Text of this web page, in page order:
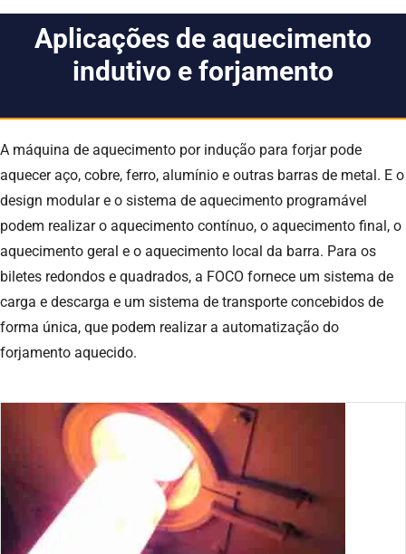
Aplicações de aquecimento
indutivo e forjamento
A máquina de aquecimento por indução para forjar pode
aquecer aço, cobre, ferro, alumínio e outras barras de metal. E o
design modular e o sistema de aquecimento programável
podem realizar o aquecimento contínuo, o aquecimento final, o
aquecimento geral e o aquecimento local da barra. Para os
biletes redondos e quadrados, a FOCO fornece um sistema de
carga e descarga e um sistema de transporte concebidos de
forma única, que podem realizar a automatização do
forjamento aquecido.